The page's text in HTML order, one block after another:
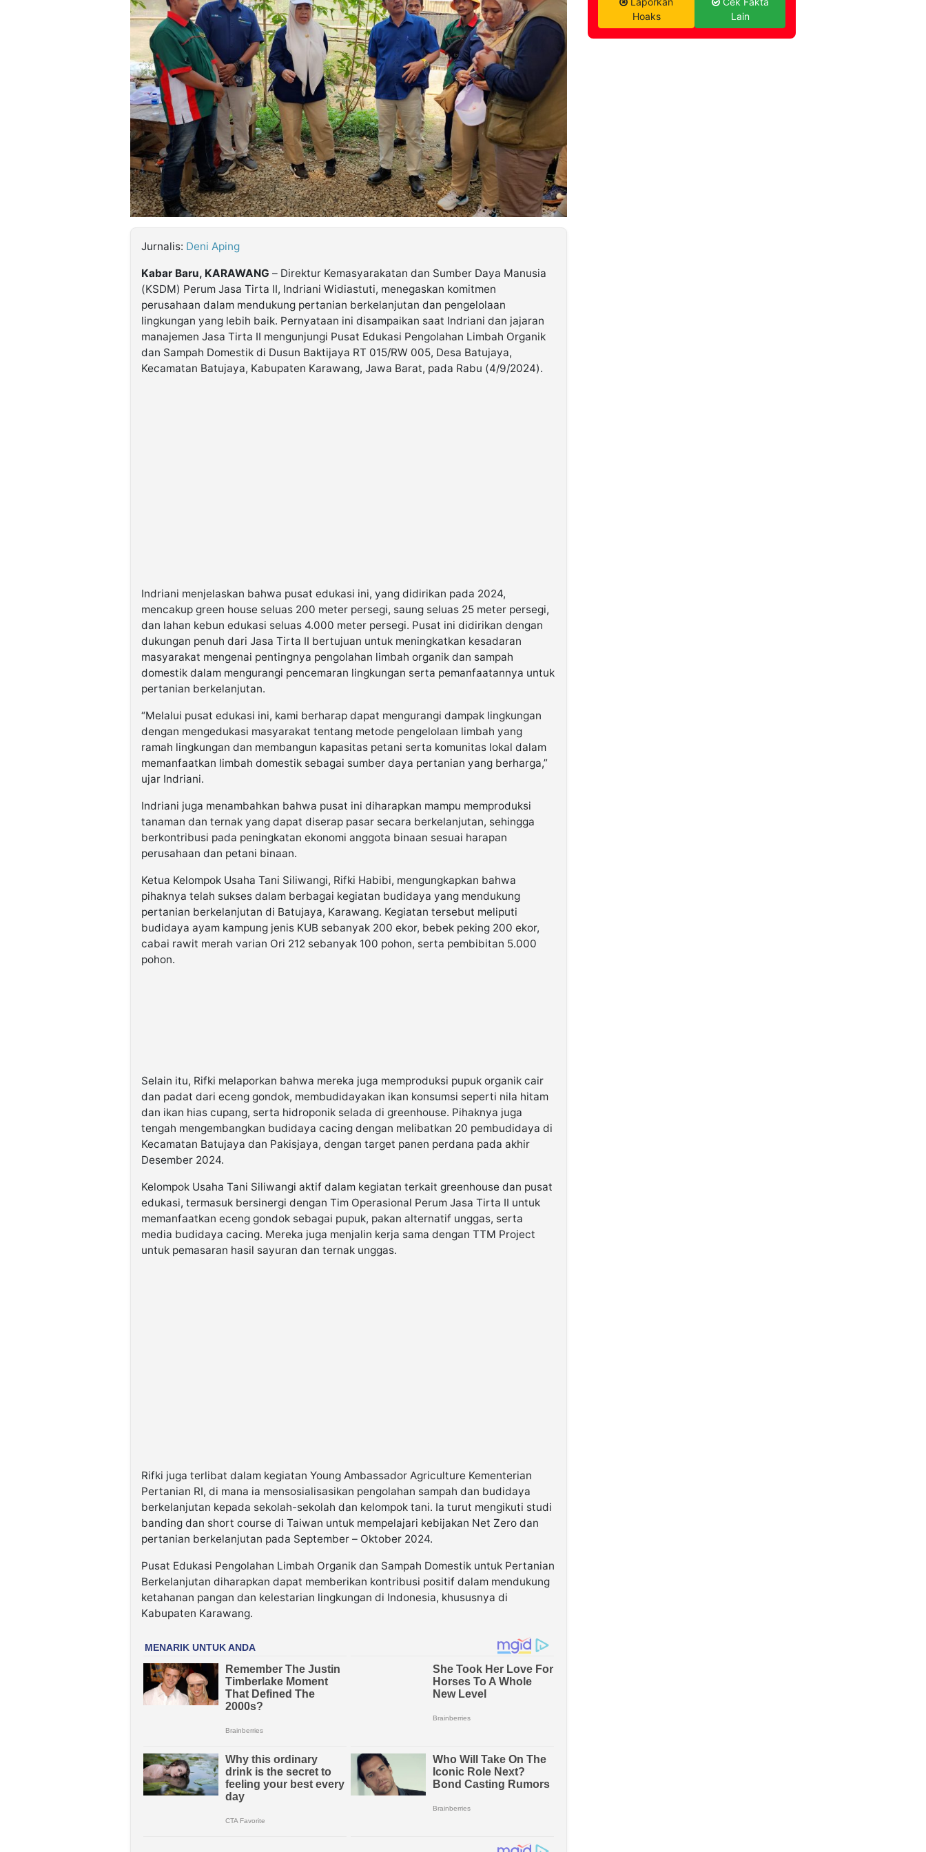
Jurnalis: Deni Aping
Kabar Baru, KARAWANG – Direktur Kemasyarakatan dan Sumber Daya Manusia
(KSDM) Perum Jasa Tirta II, Indriani Widiastuti, menegaskan komitmen
perusahaan dalam mendukung pertanian berkelanjutan dan pengelolaan
lingkungan yang lebih baik. Pernyataan ini disampaikan saat Indriani dan jajaran
manajemen Jasa Tirta II mengunjungi Pusat Edukasi Pengolahan Limbah Organik
dan Sampah Domestik di Dusun Baktijaya RT 015/RW 005, Desa Batujaya,
Kecamatan Batujaya, Kabupaten Karawang, Jawa Barat, pada Rabu (4/9/2024).
Indriani menjelaskan bahwa pusat edukasi ini, yang didirikan pada 2024,
mencakup green house seluas 200 meter persegi, saung seluas 25 meter persegi,
dan lahan kebun edukasi seluas 4.000 meter persegi. Pusat ini didirikan dengan
dukungan penuh dari Jasa Tirta II bertujuan untuk meningkatkan kesadaran
masyarakat mengenai pentingnya pengolahan limbah organik dan sampah
domestik dalam mengurangi pencemaran lingkungan serta pemanfaatannya untuk
pertanian berkelanjutan.
“Melalui pusat edukasi ini, kami berharap dapat mengurangi dampak lingkungan
dengan mengedukasi masyarakat tentang metode pengelolaan limbah yang
ramah lingkungan dan membangun kapasitas petani serta komunitas lokal dalam
memanfaatkan limbah domestik sebagai sumber daya pertanian yang berharga,”
ujar Indriani.
Indriani juga menambahkan bahwa pusat ini diharapkan mampu memproduksi
tanaman dan ternak yang dapat diserap pasar secara berkelanjutan, sehingga
berkontribusi pada peningkatan ekonomi anggota binaan sesuai harapan
perusahaan dan petani binaan.
Ketua Kelompok Usaha Tani Siliwangi, Rifki Habibi, mengungkapkan bahwa
pihaknya telah sukses dalam berbagai kegiatan budidaya yang mendukung
pertanian berkelanjutan di Batujaya, Karawang. Kegiatan tersebut meliputi
budidaya ayam kampung jenis KUB sebanyak 200 ekor, bebek peking 200 ekor,
cabai rawit merah varian Ori 212 sebanyak 100 pohon, serta pembibitan 5.000
pohon.
Selain itu, Rifki melaporkan bahwa mereka juga memproduksi pupuk organik cair
dan padat dari eceng gondok, membudidayakan ikan konsumsi seperti nila hitam
dan ikan hias cupang, serta hidroponik selada di greenhouse. Pihaknya juga
tengah mengembangkan budidaya cacing dengan melibatkan 20 pembudidaya di
Kecamatan Batujaya dan Pakisjaya, dengan target panen perdana pada akhir
Desember 2024.
Kelompok Usaha Tani Siliwangi aktif dalam kegiatan terkait greenhouse dan pusat
edukasi, termasuk bersinergi dengan Tim Operasional Perum Jasa Tirta II untuk
memanfaatkan eceng gondok sebagai pupuk, pakan alternatif unggas, serta
media budidaya cacing. Mereka juga menjalin kerja sama dengan TTM Project
untuk pemasaran hasil sayuran dan ternak unggas.
Rifki juga terlibat dalam kegiatan Young Ambassador Agriculture Kementerian
Pertanian RI, di mana ia mensosialisasikan pengolahan sampah dan budidaya
berkelanjutan kepada sekolah-sekolah dan kelompok tani. Ia turut mengikuti studi
banding dan short course di Taiwan untuk mempelajari kebijakan Net Zero dan
pertanian berkelanjutan pada September – Oktober 2024.
Pusat Edukasi Pengolahan Limbah Organik dan Sampah Domestik untuk Pertanian
Berkelanjutan diharapkan dapat memberikan kontribusi positif dalam mendukung
ketahanan pangan dan kelestarian lingkungan di Indonesia, khususnya di
Kabupaten Karawang.
Hoaks
Lain